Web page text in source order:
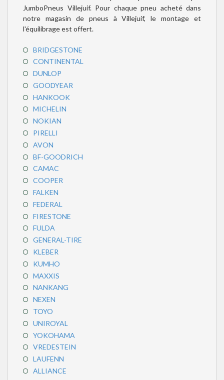
JumboPneus Villejuif. Pour chaque pneu acheté dans
notre magasin de pneus à Villejuif, le montage et
l'équilibrage est offert.
BRIDGESTONE
CONTINENTAL
DUNLOP
GOODYEAR
HANKOOK
MICHELIN
NOKIAN
PIRELLI
AVON
BF-GOODRICH
CAMAC
COOPER
FALKEN
FEDERAL
FIRESTONE
FULDA
GENERAL-TIRE
KLEBER
KUMHO
MAXXIS
NANKANG
NEXEN
TOYO
UNIROYAL
YOKOHAMA
VREDESTEIN
LAUFENN
ALLIANCE